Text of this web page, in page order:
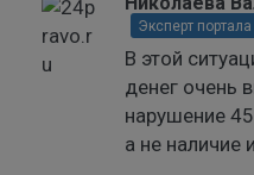
Эксперт портала
В этой
денег очень
нарушение
а не наличие